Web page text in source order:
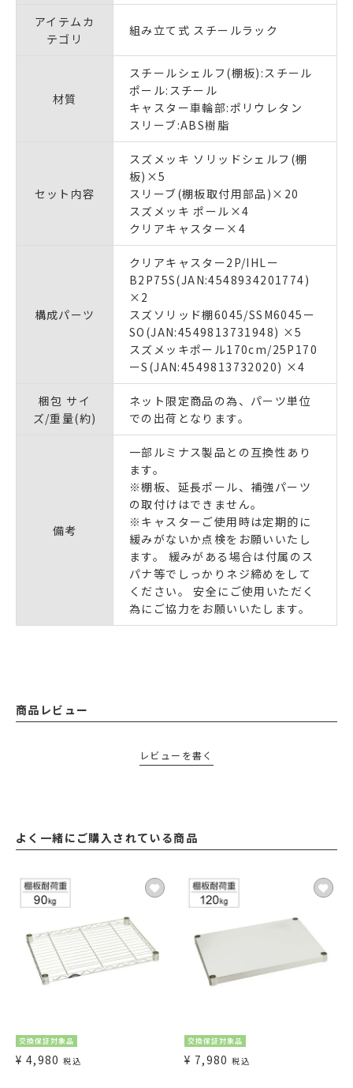
アイテムカ
テゴリ
組み立て式 スチールラック
材質
スチールシェルフ(棚板):スチール
ポール:スチール
キャスター車輪部:ポリウレタン
スリーブ:ABS樹脂
セット内容
スズメッキ ソリッドシェルフ(棚
板)×5
スリーブ(棚板取付用部品)×20
スズメッキ ポール×4
クリアキャスター×4
構成パーツ
クリアキャスター2P/IHLー
B2P75S(JAN:4548934201774)
×2
スズソリッド棚6045/SSM6045ー
SO(JAN:4549813731948) ×5
スズメッキポール170cm/25P170
ーS(JAN:4549813732020) ×4
梱包 サイ
ズ/重量(約)
ネット限定商品の為、パーツ単位
での出荷となります。
備考
一部ルミナス製品との互換性あり
ます。
※棚板、延長ポール、補強パーツ
の取付けはできません。
※キャスターご使用時は定期的に
緩みがないか点検をお願いいたし
ます。 緩みがある場合は付属のス
パナ等でしっかりネジ締めをして
ください。 安全にご使用いただく
為にご協力をお願いいたします。
商品レビュー
レビューを書く
よく一緒にご購入されている商品
交換保証対象品
¥ 4,980 税込
交換保証対象品
¥ 7,980 税込